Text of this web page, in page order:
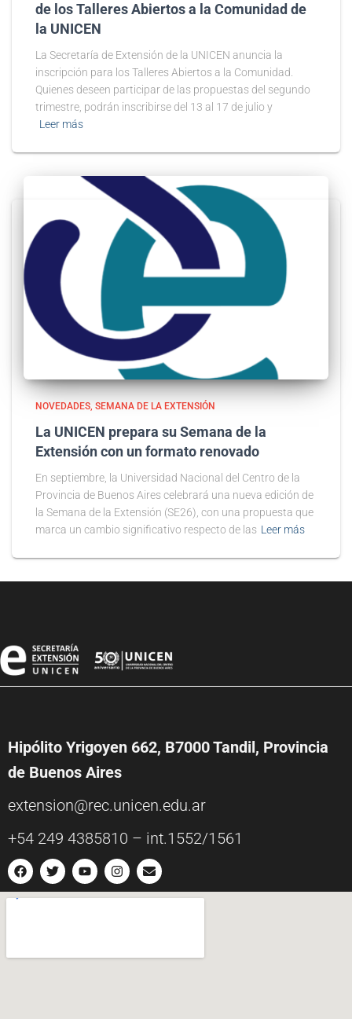
de los Talleres Abiertos a la Comunidad de
la UNICEN
La Secretaría de Extensión de la UNICEN anuncia la
inscripción para los Talleres Abiertos a la Comunidad.
Quienes deseen participar de las propuestas del segundo
trimestre, podrán inscribirse del 13 al 17 de julio y
Leer más
NOVEDADES SEMANA DE LA EXTENSIÓN
La UNICEN prepara su Semana de la
Extensión con un formato renovado
En septiembre, la Universidad Nacional del Centro de la
Provincia de Buenos Aires celebrará una nueva edición de
la Semana de la Extensión (SE26), con una propuesta que
marca un cambio significativo respecto de las Leer más
Hipólito Yrigoyen 662, B7000 Tandil, Provincia
de Buenos Aires
extension@rec.unicen.edu.ar
+54 249 4385810 – int.1552/1561